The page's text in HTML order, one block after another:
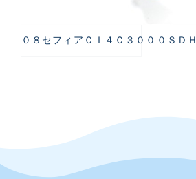
０８セフィアＣＩ４Ｃ３０００ＳＤＨ